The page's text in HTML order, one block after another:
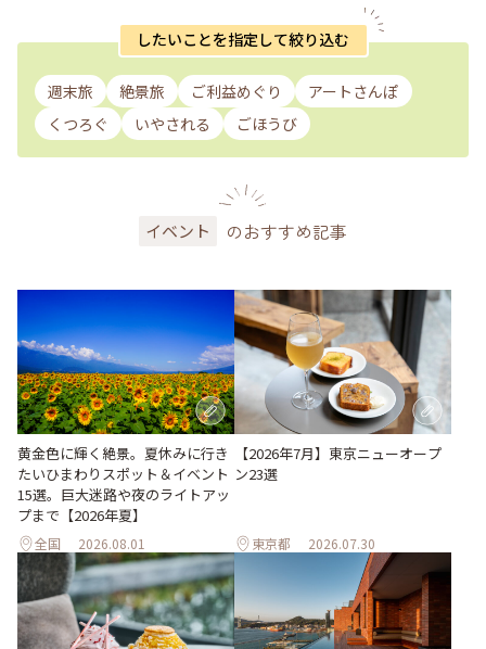
したいことを指定して絞り込む
週末旅 絶景旅 ご利益めぐり
アートさんぽ
くつろぐ
いやされる ごほうび
イベント のおすすめ記事
黄金色に輝く絶景。夏休みに行き
たいひまわりスポット＆イベント
15選。巨大迷路や夜のライトアッ
プまで【2026年夏】
全国 2026.08.01
【2026年7月】東京ニューオープ
ン23選
東京都 2026.07.30